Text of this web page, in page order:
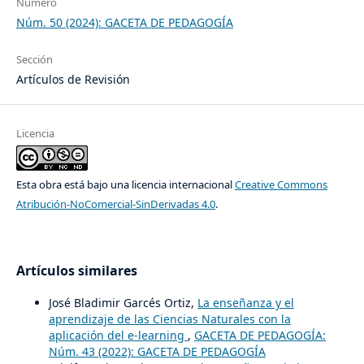
Núm. 50 (2024): GACETA DE PEDAGOGÍA
Sección
Artículos de Revisión
Licencia
Esta obra está bajo una licencia internacionalCreative Commons
Atribución-NoComercial-SinDerivadas 4.0.
Artículos similares
José Bladimir Garcés Ortiz, La enseñanza y el
aprendizaje de las Ciencias Naturales con la
aplicación del e-learning , GACETA DE PEDAGOGÍA:
Núm. 43 (2022): GACETA DE PEDAGOGÍA